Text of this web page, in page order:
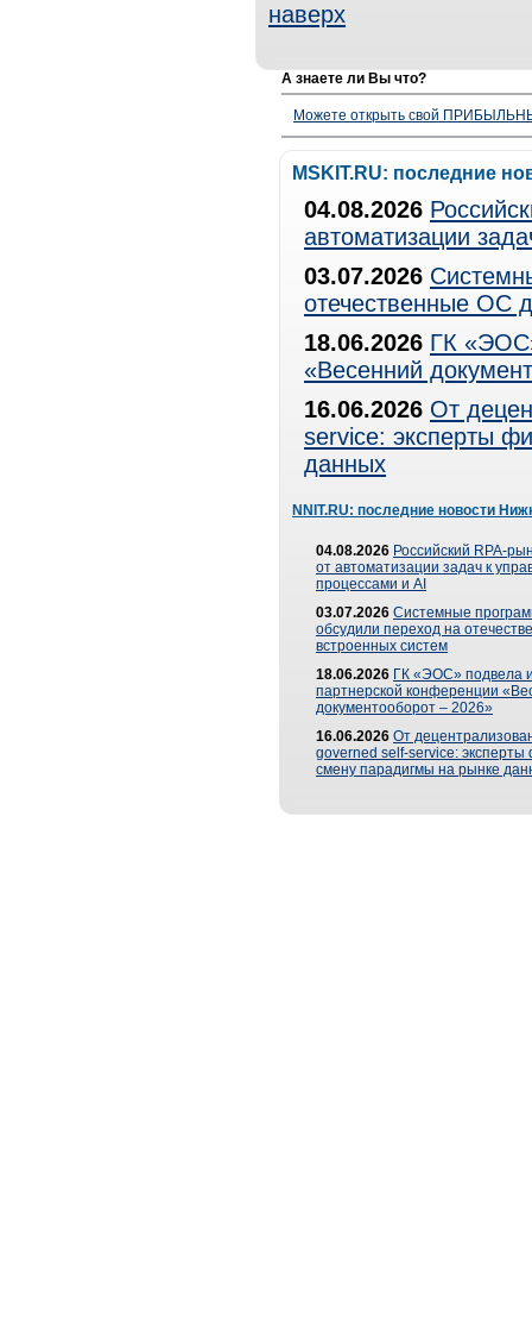
наверх
А знаете ли Вы что?
Можете открыть свой
MSKIT.RU: последние
04.08.2026
автоматизации
03.07.2026
отечественные ОС
18.06.2026 ГК
«Весенний
16.06.2026 От
service: эксперты
данных
NNIT.RU: последние новости
04.08.2026 Российский RPA-
от автоматизации задач к
процессами и AI
03.07.2026 Системные
обсудили переход на
встроенных систем
18.06.2026 ГК «ЭОС» подвела
партнерской конференции
документооборот – 2026»
16.06.2026 От
governed self-service: эксперты
смену парадигмы на рынке